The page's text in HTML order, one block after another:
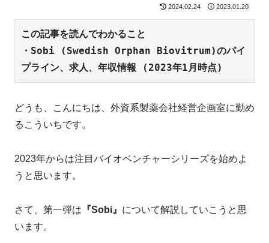
2024.02.24 2023.01.20
この記事を読んでわかること
・Sobi (Swedish Orphan Biovitrum)のパイ
プライン、求人、年収情報
(2023年1月時点)
どうも、こんにちは、外資系製薬会社経営企画室に勤め
るこういちです。
2023年からは注目バイオベンチャーシリーズを始めよ
うと思います。
さて、第一弾は 『Sobi』 について解説していこうと思
います。